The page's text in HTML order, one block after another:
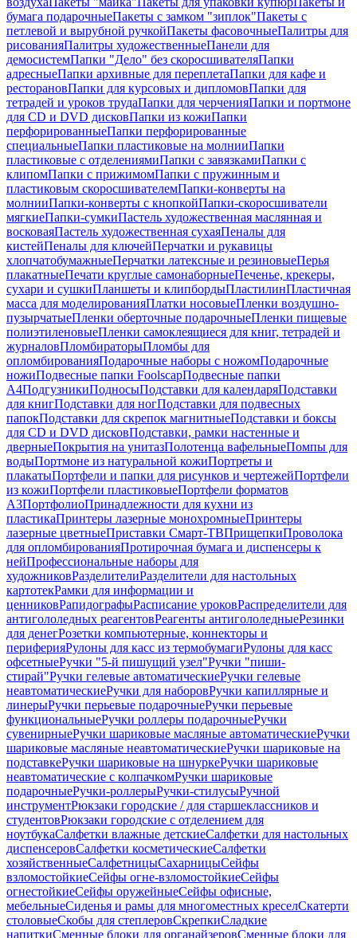
бумага подарочныеПакеты с замком "зиплок"Пакеты с
петлевой и вырубной ручкойПакеты фасовочныеПалитры для
рисованияПалитры художественныеПанели для
демосистемПапки "Дело" без скоросшивателяПапки
адресныеПапки архивные для переплетаПапки для кафе и
ресторановПапки для курсовых и дипломовПапки для
тетрадей и уроков трудаПапки для черченияПапки и портмоне
для CD и DVD дисковПапки из кожиПапки
перфорированныеПапки перфорированные
специальныеПапки пластиковые на молнииПапки
пластиковые с отделениямиПапки с завязкамиПапки с
клипомПапки с прижимомПапки с пружинным и
пластиковым скоросшивателемПапки-конверты на
молнииПапки-конверты с кнопкойПапки-скоросшиватели
мягкиеПапки-сумкиПастель художественная маслянная и
восковаяПастель художественная сухаяПеналы для
кистейПеналы для ключейПерчатки и рукавицы
хлопчатобумажныеПерчатки латексные и резиновыеПерья
плакатныеПечати круглые самонаборныеПеченье, крекеры,
сухари и сушкиПланшеты и клипбордыПластилинПластичная
масса для моделированияПлатки носовыеПленки воздушно-
пузырчатыеПленки оберточные подарочныеПленки пищевые
полиэтиленовыеПленки самоклеящиеся для книг, тетрадей и
журналовПломбираторыПломбы для
опломбированияПодарочные наборы с ножомПодарочные
ножиПодвесные папки FoolscapПодвесные папки
А4ПодгузникиПодносыПодставки для календаряПодставки
для книгПодставки для ногПодставки для подвесных
папокПодставки для скрепок магнитныеПодставки и боксы
для CD и DVD дисковПодставки, рамки настенные и
дверныеПокрытия на унитазПолотенца вафельныеПомпы для
водыПортмоне из натуральной кожиПортреты и
плакатыПортфели и папки для рисунков и чертежейПортфели
из кожиПортфели пластиковыеПортфели форматов
А3ПортфолиоПринадлежности для кухни из
пластикаПринтеры лазерные монохромныеПринтеры
лазерные цветныеПриставки Смарт-ТВПрищепкиПроволока
для опломбированияПротирочная бумага и диспенсеры к
нейПрофессиональные наборы для
художниковРазделителиРазделители для настольных
картотекРамки для информации и
ценниковРапидографыРасписание уроковРаспределители для
антигололедных реагентовРеагенты антигололедныеРезинки
для денегРозетки компьютерные, коннекторы и
периферияРулоны для касс из термобумагиРулоны для касс
офсетныеРучки "5-й пишущий узел"Ручки "пиши-
стирай"Ручки гелевые автоматическиеРучки гелевые
неавтоматическиеРучки для наборовРучки капиллярные и
линерыРучки перьевые подарочныеРучки перьевые
функциональныеРучки роллеры подарочныеРучки
сувенирныеРучки шариковые масляные автоматическиеРучки
шариковые масляные неавтоматическиеРучки шариковые на
подставкеРучки шариковые на шнуркеРучки шариковые
неавтоматические с колпачкомРучки шариковые
подарочныеРучки-роллерыРучки-стилусыРучной
инструментРюкзаки городские / для старшеклассников и
студентовРюкзаки городские с отделением для
ноутбукаСалфетки влажные детскиеСалфетки для настольных
диспенсеровСалфетки косметическиеСалфетки
хозяйственныеСалфетницыСахарницыСейфы
взломостойкиеСейфы огне-взломостойкиеСейфы
огнестойкиеСейфы оружейныеСейфы офисные,
мебельныеСиденья и рамы для многоместных креселСкатерти
столовыеСкобы для степлеровСкрепкиСладкие
напиткиСменные блоки для органайзеровСменные блоки для